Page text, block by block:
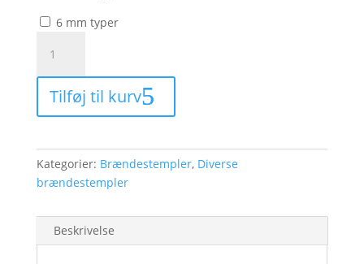
6 mm typer
messing
Craftplus
Imprinter
antal
Tilføj til kurv
Kategorier: Brændestempler, Diverse
brændestempler
Beskrivelse